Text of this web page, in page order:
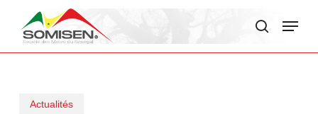
Menu
Actualités